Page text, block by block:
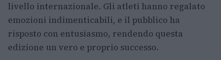
livello internazionale. Gli atleti hanno regalato
emozioni indimenticabili, e il pubblico ha
risposto con entusiasmo, rendendo questa
edizione un vero e proprio successo.